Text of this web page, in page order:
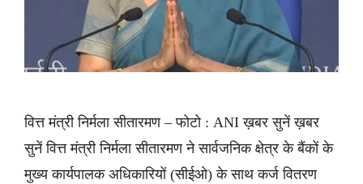
वित्त मंत्री निर्मला सीतारमण – फोटो : ANI ख़बर सुनें ख़बर
सुनें वित्त मंत्री निर्मला सीतारमण ने सार्वजनिक क्षेत्र के बैंकों के
मुख्य कार्यपालक अधिकारियों (सीईओ) के साथ कर्ज वितरण